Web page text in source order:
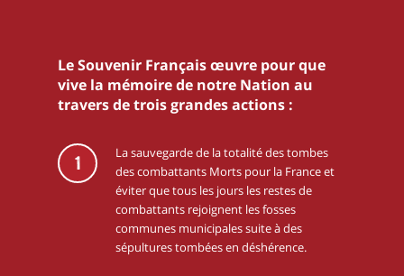
Le Souvenir Français œuvre pour que
vive la mémoire de notre Nation au
travers de trois grandes actions :
1
La sauvegarde de la totalité des tombes
des combattants Morts pour la France et
éviter que tous les jours les restes de
combattants rejoignent les fosses
communes municipales suite à des
sépultures tombées en déshérence.